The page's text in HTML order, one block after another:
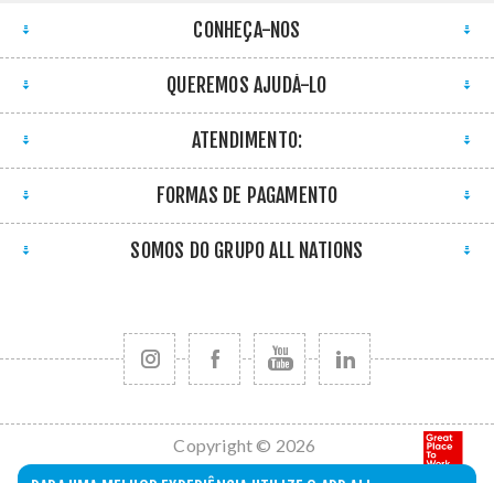
CONHEÇA-NOS
QUEREMOS AJUDÁ-LO
ATENDIMENTO:
FORMAS DE PAGAMENTO
SOMOS DO GRUPO ALL NATIONS
Copyright © 2026
All Nations. Todos